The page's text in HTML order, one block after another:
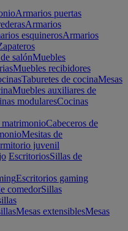
Armarios puertas
Armarios
esquinerosArmarios
salónMuebles
Muebles recibidores
Taburetes de cocinaMesas
Muebles auxiliares de
modularesCocinas
matrimonioCabeceros de
Mesitas de
juvenil
EscritoriosSillas de
Escritorios gaming
comedorSillas
Mesas extensiblesMesas